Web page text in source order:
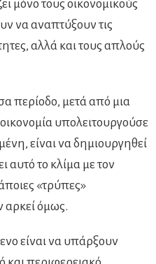
μόνο τους οικονομικούς
να αναπτύξουν τις
αλλά και τους απλούς
περίοδο, μετά από μια
υπολειτουργούσε
είναι να δημιουργηθεί
αυτό το κλίμα με τον
«τρύπες»
αρκεί όμως.
είναι να υπάρξουν